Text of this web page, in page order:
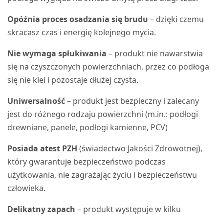
Opóźnia proces osadzania się brudu – dzięki czemu
skracasz czas i energię kolejnego mycia.
Nie wymaga spłukiwania – produkt nie nawarstwia
się na czyszczonych powierzchniach, przez co podłoga
się nie klei i pozostaje dłużej czysta.
Uniwersalność– produkt jest bezpieczny i zalecany
jest do różnego rodzaju powierzchni (m.in.: podłogi
drewniane, panele, podłogi kamienne, PCV)
Posiada atest PZH (świadectwo Jakości Zdrowotnej),
który gwarantuje bezpieczeństwo podczas
użytkowania, nie zagrażając życiu i bezpieczeństwu
człowieka.
Delikatny zapach – produkt występuje w kilku